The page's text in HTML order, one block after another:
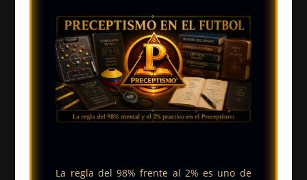
La regla del 98% frente al 2% es uno de